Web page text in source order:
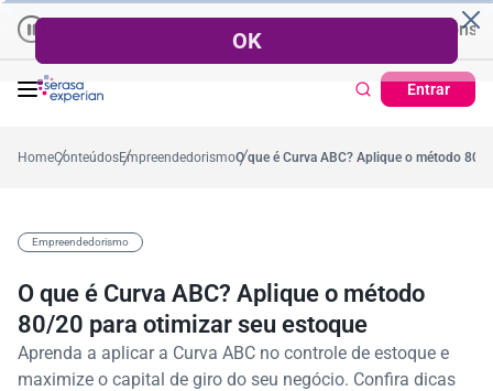
médio no ano Consumidor |
Entrar
| Cadastro Positivo Pontualidade do
HomeConteúdosEmpreendedorismoO que é Curva ABC? Aplique o método 80/
Empreendedorismo
O que é Curva ABC? Aplique o método
80/20 para otimizar seu estoque
Aprenda a aplicar a Curva ABC no controle de estoque e
maximize o capital de giro do seu negócio. Confira dicas